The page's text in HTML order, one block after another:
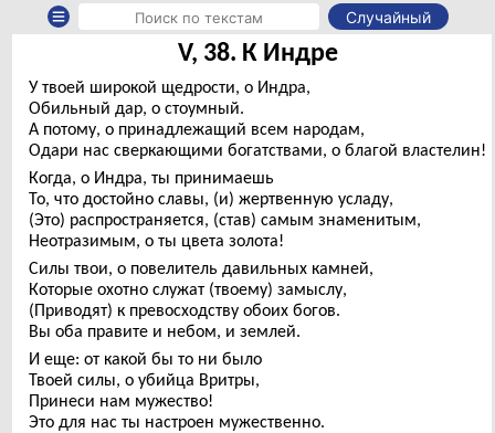
Случайный
V, 38. К Индре
У твоей широкой щедрости, о Индра,
Обильный дар, о стоумный.
А потому, о принадлежащий всем народам,
Одари нас сверкающими богатствами, о благой властелин!
Когда, о Индра, ты принимаешь
То, что достойно славы, (и) жертвенную усладу,
(Это) распространяется, (став) самым знаменитым,
Неотразимым, о ты цвета золота!
Силы твои, о повелитель давильных камней,
Которые охотно служат (твоему) замыслу,
(Приводят) к превосходству обоих богов.
Вы оба правите и небом, и землей.
И еще: от какой бы то ни было
Твоей силы, о убийца Вритры,
Принеси нам мужество!
Это для нас ты настроен мужественно.